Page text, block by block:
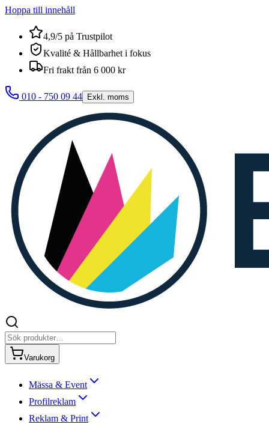
Hoppa till innehåll
4,9/5 på Trustpilot
Kvalité & Hållbarhet i fokus
Fri frakt från 6 000 kr
010 - 750 09 44 Exkl. moms
Varukorg
Mässa & Event
Profilreklam
Reklam & Print